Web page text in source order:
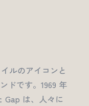
ルのアイコンと
ドです。1969 年
Gap は、人々に